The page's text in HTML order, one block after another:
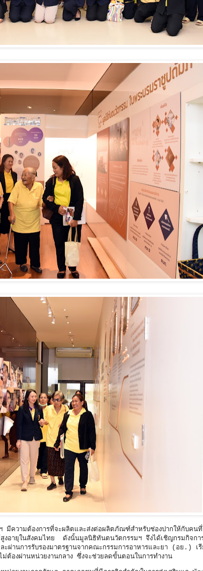
ความต้องการที่จะผลิตและส่งต่อผลิตภัณฑ์สำหรับช่องปากให้กับคนที่
งอายุในสังคมไทย ดังนั้นมูลนิธิทันตนวัตกรรมฯ จึงได้เชิญกรมกิจกา
านการรับรองมาตรฐานจากคณะกรรมการอาหารและยา (อย.) เ
ต้องผ่านหน่วยงานกลาง ซึ่งจะช่วยลดขั้นตอนในการทำงาน